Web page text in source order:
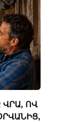
ՎՐԱ, ՈՎ